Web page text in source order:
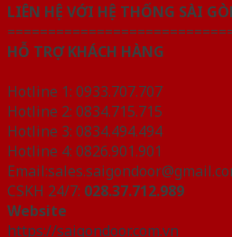
LIÊN HỆ VỚI HỆ THỐNG SÀI
HỖ TRỢ KHÁCH HÀNG
Hotline 1: 0933.707.707
Hotline 2: 0834.715.715
Hotline 3: 0834.494.494
Hotline 4: 0826.901.901
CSKH 24/7: 028.37.712.989
Website
https://saigondoor.com.vn